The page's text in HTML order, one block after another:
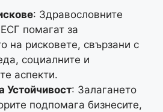
: Здравословните
помагат за
на рисковете, свързани с
социалните и
аспекти.
Устойчивост: Залагането
подпомага бизнесите,